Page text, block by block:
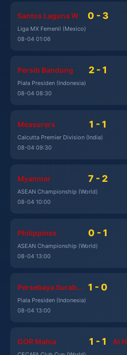
Santos Laguna W 0 - 3
Liga MX Femenil (Mexico)
08-04 01:06
Persib Bandung 2 - 1
Piala Presiden (Indonesia)
08-04 08:30
Measurers 1 - 1
Calcutta Premier Division (India)
08-04 09:30
Myanmar 7 - 2
ASEAN Championship (World)
08-04 10:00
Philippines 0 - 1
ASEAN Championship (World)
08-04 13:00
Persebaya Surabaya 1 - 0
Piala Presiden (Indonesia)
08-04 13:00
GOR Mahia 1 - 1 Al